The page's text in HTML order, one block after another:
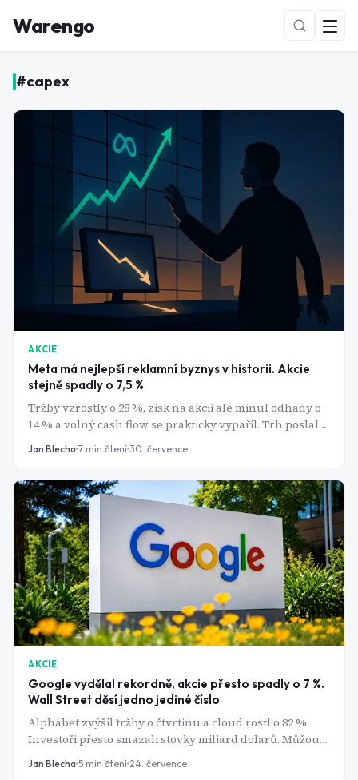
Warengo
NOVÉ
#capex
AKCIE
Meta má nejlepší reklamní byznys v historii. Akcie
stejně spadly o 7,5 %
Tržby vzrostly o 28 %, zisk na akcii ale minul odhady o
14 % a volný cash flow se prakticky vypařil. Trh poslal
akcie Meta dolů o víc než 7 %
Jan Blecha 7 min čtení 30. července
AKCIE
Google vydělal rekordně, akcie přesto spadly o 7 %.
Wall Street děsí jedno jediné číslo
Alphabet zvýšil tržby o čtvrtinu a cloud rostl o 82 %.
Investoři přesto smazali stovky miliard dolarů. Můžou
za to výdaje, které začínají připomínat závody ve
Jan Blecha 5 min čtení 24. července